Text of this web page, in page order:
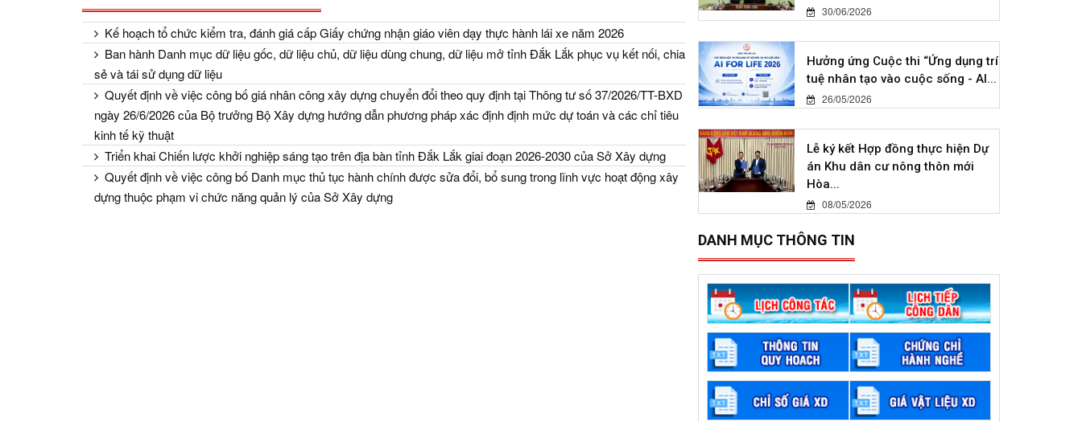
Kế hoạch tổ chức kiểm tra, đánh giá cấp Giấy chứng nhận giáo viên dạy thực hành lái xe năm 2026
Ban hành Danh mục dữ liệu gốc, dữ liệu chủ, dữ liệu dùng chung, dữ liệu mở tỉnh Đắk Lắk phục vụ kết nối, chia
sẻ và tái sử dụng dữ liệu
Quyết định về việc công bố giá nhân công xây dựng chuyển đổi theo quy định tại Thông tư số 37/2026/TT-BXD
ngày 26/6/2026 của Bộ trưởng Bộ Xây dựng hướng dẫn phương pháp xác định định mức dự toán và các chỉ tiêu
kinh tế kỹ thuật
Triển khai Chiến lược khởi nghiệp sáng tạo trên địa bàn tỉnh Đắk Lắk giai đoạn 2026-2030 của Sở Xây dựng
Quyết định về việc công bố Danh mục thủ tục hành chính được sửa đổi, bổ sung trong lĩnh vực hoạt động xây
dựng thuộc phạm vi chức năng quản lý của Sở Xây dựng
30/06/2026
Hưởng ứng Cuộc thi “Ứng dụng trí
tuệ nhân tạo vào cuộc sống - AI...
26/05/2026
Lễ ký kết Hợp đồng thực hiện Dự
án Khu dân cư nông thôn mới
Hòa...
08/05/2026
DANH MỤC THÔNG TIN